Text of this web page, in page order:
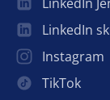
LinkedIn
Instagram
TikTok